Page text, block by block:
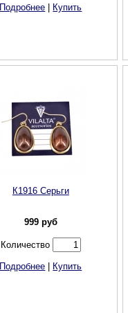
Подробнее Купить
К1916 Серьги
999руб
Количество
Подробнее Купить